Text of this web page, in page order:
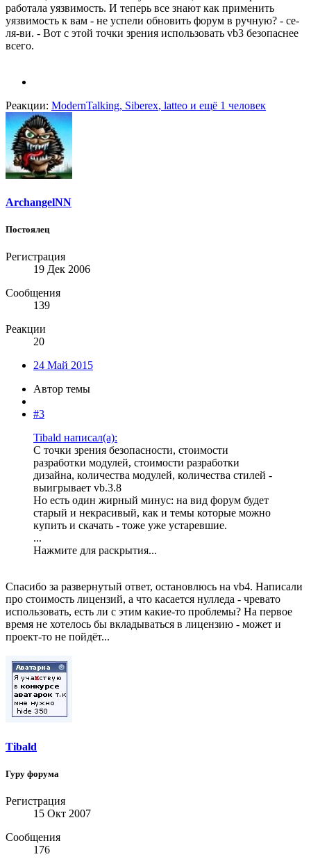
работала уязвимость. И теперь все знают как применить
уязвимость к вам - не успели обновить форум в ручную? - се-
ля-ви. - Вот с этой точки зрения использовать vb3 безопаснее
всего.
Реакции: ModernTalking, Siberex, latteo и ещё 1 человек
ArchangelNN
Постоялец
Регистрация
19 Дек 2006
Сообщения
139
Реакции
20
24 Май 2015
Автор темы
#3
Tibald написал(а):
С точки зрения безопасности, стоимости
разработки модулей, стоимости разработки
дизайна, количества модулей, количества стилей -
выигрывает vb.3.8
Но есть один жирный минус: на вид форум будет
старый и некрасивый, как и темы которые можно
купить и скачать - тоже уже устаревшие.
...
Нажмите для раскрытия...
Спасибо за развернутый ответ, остановлюсь на vb4. Написали
про стоимость лицензий, а что касается нулледа - чревато
использовать, есть ли с этим какие-то проблемы? На первое
время не хотелось бы вкладываться в лицензию - может и
проект-то не пойдёт...
Tibald
Гуру форума
Регистрация
15 Окт 2007
Сообщения
176